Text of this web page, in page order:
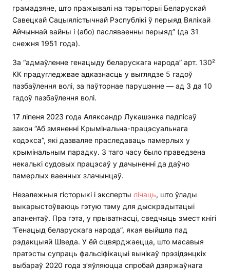
грамадзяне, што пражывалі на тэрыторыі Беларускай
Савецкай Сацыялістычнай Рэспублікі ў перыяд Вялікай
Айчыннай вайны і (або) пасляваенны перыяд” (да 31
снежня 1951 года).
За “адмаўленне генацыду беларускага народа” арт. 130²
КК прадугледжвае адказнасць у выглядзе 5 гадоў
пазбаўлення волі, за паўторнае парушэнне — ад 3 да 10
гадоў пазбаўлення волі.
17 ліпеня 2023 года Аляксандр Лукашэнка падпісаў
закон “Аб змяненні Крымінальна-працэсуальнага
кодэкса”, які дазваляе праследаваць памерлых у
крымінальным парадку. З таго часу было праведзена
некалькі судовых працэсаў у дачыненні да даўно
памерлых ваенных злачынцаў.
Незалежныя гісторыкі і эксперты лічаць, што ўлады
выкарыстоўваюць гэтую тэму для дыскрэдытацыі
апанентаў. Пра гэта, у прыватнасці, сведчыць змест кнігі
“Генацыд беларускага народа”, якая выйшла пад
рэдакцыяй Шведа. У ёй сцвярджаецца, што масавыя
пратэсты супраць фальсіфікацыі вынікаў прэзідэнцкіх
выбараў 2020 года з’яўляюцца спробай дзяржаўнага